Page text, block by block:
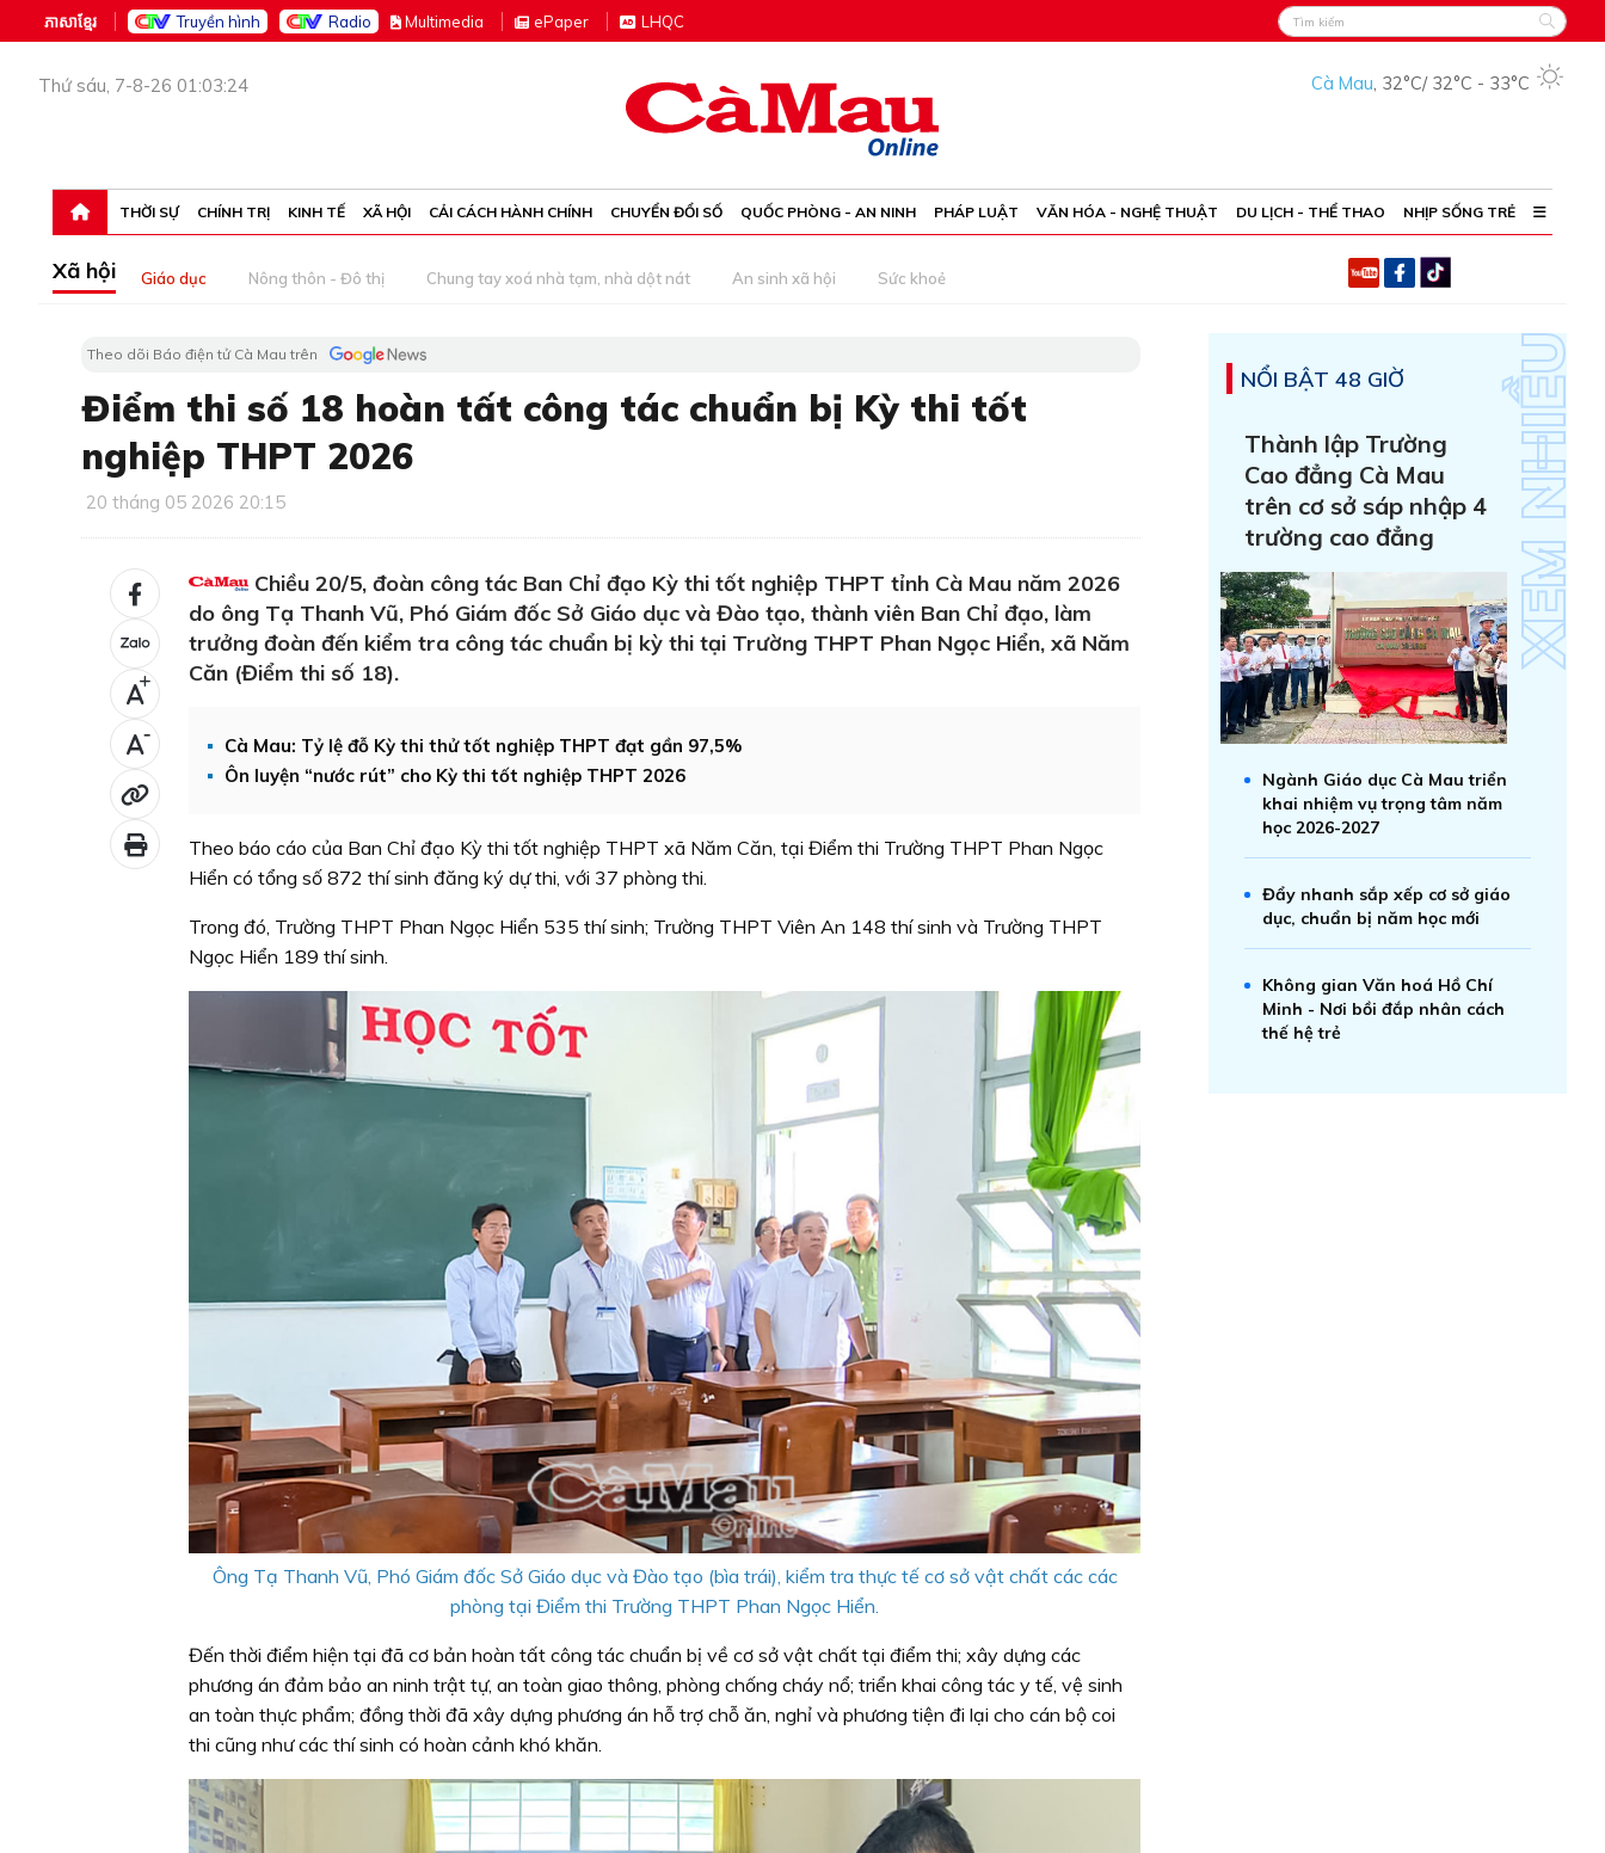
ភាសាខ្មែរ Truyền hình Radio Multimedia ePaper LHQC
Thứ sáu, 7-8-26 01:03:24 Cà Mau, 32°C/ 32°C - 33°C
THỜI SỰ CHÍNH TRỊ KINH TẾ XÃ HỘI CẢI CÁCH HÀNH CHÍNH CHUYỂN ĐỔI SỐ QUỐC PHÒNG - AN NINH PHÁP LUẬT VĂN HÓA - NGHỆ THUẬT DU LỊCH - THỂ THAO NHỊP SỐNG TRẺ
Xã hội Giáo dục Nông thôn - Đô thị Chung tay xoá nhà tạm, nhà dột nát An sinh xã hội Sức khoẻ
Theo dõi Báo điện tử Cà Mau trên
Điểm thi số 18 hoàn tất công tác chuẩn bị Kỳ thi tốt
nghiệp THPT 2026
20 tháng 05 2026 20:15
+
-
Chiều 20/5, đoàn công tác Ban Chỉ đạo Kỳ thi tốt nghiệp THPT tỉnh Cà Mau năm 2026
do ông Tạ Thanh Vũ, Phó Giám đốc Sở Giáo dục và Đào tạo, thành viên Ban Chỉ đạo, làm
trưởng đoàn đến kiểm tra công tác chuẩn bị kỳ thi tại Trường THPT Phan Ngọc Hiển, xã Năm
Căn (Điểm thi số 18).
Cà Mau: Tỷ lệ đỗ Kỳ thi thử tốt nghiệp THPT đạt gần 97,5%
Ôn luyện “nước rút” cho Kỳ thi tốt nghiệp THPT 2026
Theo báo cáo của Ban Chỉ đạo Kỳ thi tốt nghiệp THPT xã Năm Căn, tại Điểm thi Trường THPT Phan Ngọc
Hiển có tổng số 872 thí sinh đăng ký dự thi, với 37 phòng thi.
Trong đó, Trường THPT Phan Ngọc Hiển 535 thí sinh; Trường THPT Viên An 148 thí sinh và Trường THPT
Ngọc Hiển 189 thí sinh.
Ông Tạ Thanh Vũ, Phó Giám đốc Sở Giáo dục và Đào tạo (bìa trái), kiểm tra thực tế cơ sở vật chất các các
phòng tại Điểm thi Trường THPT Phan Ngọc Hiển.
Đến thời điểm hiện tại đã cơ bản hoàn tất công tác chuẩn bị về cơ sở vật chất tại điểm thi; xây dựng các
phương án đảm bảo an ninh trật tự, an toàn giao thông, phòng chống cháy nổ; triển khai công tác y tế, vệ sinh
an toàn thực phẩm; đồng thời đã xây dựng phương án hỗ trợ chỗ ăn, nghỉ và phương tiện đi lại cho cán bộ coi
thi cũng như các thí sinh có hoàn cảnh khó khăn.
NỔI BẬT 48 GIỜ
Thành lập Trường
Cao đẳng Cà Mau
trên cơ sở sáp nhập 4
trường cao đẳng
Ngành Giáo dục Cà Mau triển
khai nhiệm vụ trọng tâm năm
học 2026-2027
Đẩy nhanh sắp xếp cơ sở giáo
dục, chuẩn bị năm học mới
Không gian Văn hoá Hồ Chí
Minh - Nơi bồi đắp nhân cách
thế hệ trẻ